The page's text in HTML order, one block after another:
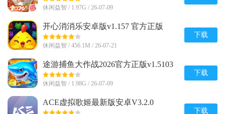
休闲益智 / 1.97G / 26-07-09
开心消消乐安卓版v1.157 官方正版
休闲益智 / 456.1M / 26-07-21
下载
途游捕鱼大作战2026官方正版v1.5103
手机最新版
休闲益智 / 1.98G / 26-07-09
下载
ACE虚拟歌姬最新版安卓V3.2.0
下载